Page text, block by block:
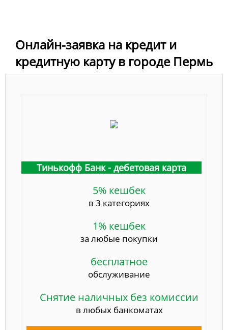
Онлайн-заявка на кредит и
кредитную карту в городе Пермь
Тинькофф Банк - дебетовая карта
5% кешбек
в 3 категориях
1% кешбек
за любые покупки
бесплатное
обслуживание
Снятие наличных без комиссии
в любых банкоматах